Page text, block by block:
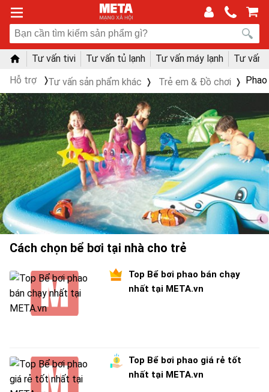
Tư vấn tivi Tư vấn tủ lạnh Tư vấn máy lạnh
Tư vấn
Hỗ trợ
Tư vấn sản phẩm khác Trẻ em & Đồ chơi
Cách chọn bể bơi tại nhà cho trẻ
Top Bể bơi phao bán chạy
nhất tại META.vn
Top Bể bơi phao giá rẻ tốt
nhất tại META.vn